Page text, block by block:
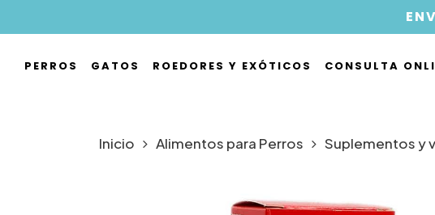
to
mainPERROS GATOS ROEDORES Y EXÓTICOS CONSULTA
Inicio Alimentos para Perros Suplementos y